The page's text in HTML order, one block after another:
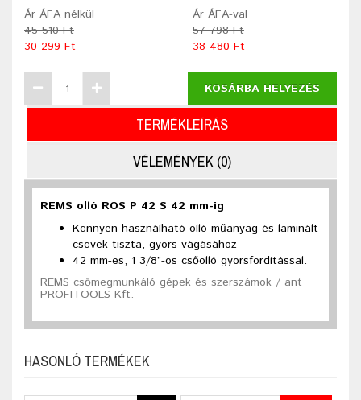
Ár ÁFA nélkül
45 510 Ft
30 299 Ft
Ár ÁFA-val
57 798 Ft
38 480 Ft
KOSÁRBA HELYEZÉS
TERMÉKLEÍRÁS
VÉLEMÉNYEK (0)
REMS olló ROS P 42 S 42 mm-ig
Könnyen használható olló műanyag és laminált
csövek tiszta, gyors vágásához
42 mm-es, 1 3/8”-os csőolló gyorsfordítással.
REMS csőmegmunkáló gépek és szerszámok / ant
PROFITOOLS Kft.
HASONLÓ TERMÉKEK